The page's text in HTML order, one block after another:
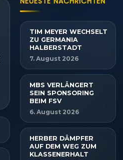
TIM MEYER WECHSELT
ZU GERMANIA
HALBERSTADT
7. August 2026
MBS VERLÄNGERT
SEIN SPONSORING
BEIM FSV
6. August 2026
HERBER DÄMPFER
AUF DEM WEG ZUM
KLASSENERHALT